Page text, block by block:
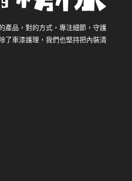
產品，對的方式，專注細節，守護
了車漆護理，我們也堅持把內裝清